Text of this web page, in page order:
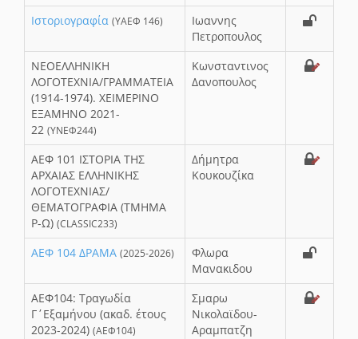
Iστοριογραφία (ΥΑΕΦ 146)
Ιωαννης
Πετροπουλος
NΕΟΕΛΛΗΝΙΚΗ
ΛΟΓΟΤΕΧΝΙΑ/ΓΡΑΜΜΑΤΕΙΑ
(1914-1974). ΧΕΙΜΕΡΙΝΟ
ΕΞΑΜΗΝΟ 2021-
22 (ΥΝΕΦ244)
Κωνσταντινος
Δανοπουλος
ΑΕΦ 101 IΣΤΟΡΙΑ ΤΗΣ
ΑΡΧΑΙΑΣ ΕΛΛΗΝΙΚΗΣ
ΛΟΓΟΤΕΧΝΙΑΣ/
ΘΕΜΑΤΟΓΡΑΦΙΑ (ΤΜΗΜΑ
Ρ-Ω) (CLASSIC233)
Δήμητρα
Κουκουζίκα
ΑΕΦ 104 ΔΡΑΜΑ (2025-2026)
Φλωρα
Μανακιδου
ΑΕΦ104: Τραγωδία
Γ΄Εξαμήνου (ακαδ. έτους
2023-2024) (ΑΕΦ104)
Σμαρω
Νικολαϊδου-
Αραμπατζη